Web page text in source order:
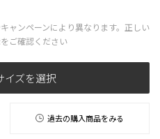
ャンペーンにより異なります。正しい
ご確認ください
イズを選択
過去の購入商品をみる